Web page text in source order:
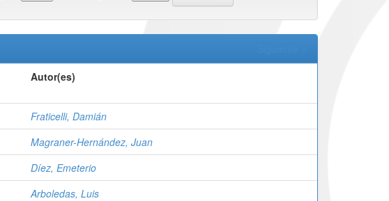
Autor(es)
Fraticelli, Damián
Magraner-Hernández, Juan
Díez, Emeterio
Arboledas, Luis